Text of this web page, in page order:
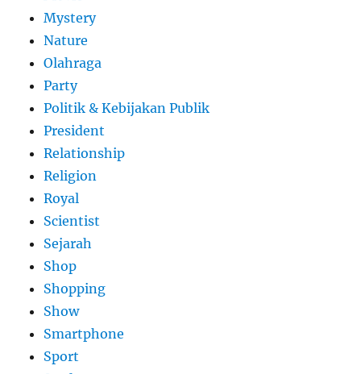
Mystery
Nature
Olahraga
Party
Politik & Kebijakan Publik
President
Relationship
Religion
Royal
Scientist
Sejarah
Shop
Shopping
Show
Smartphone
Sport